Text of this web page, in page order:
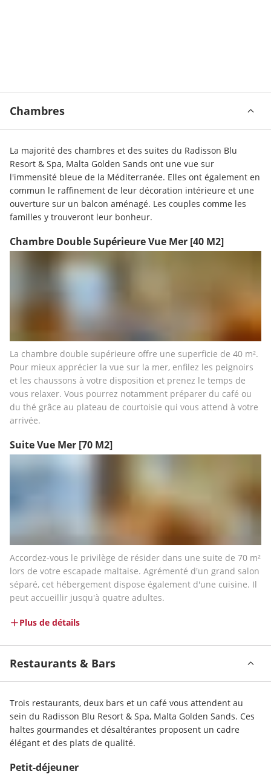
Chambres
La majorité des chambres et des suites du Radisson Blu
Resort & Spa, Malta Golden Sands ont une vue sur
l'immensité bleue de la Méditerranée. Elles ont également en
commun le raffinement de leur décoration intérieure et une
ouverture sur un balcon aménagé. Les couples comme les
familles y trouveront leur bonheur.
Chambre Double Supérieure Vue Mer [40 M2]
La chambre double supérieure offre une superficie de 40 m².
Pour mieux apprécier la vue sur la mer, enfilez les peignoirs
et les chaussons à votre disposition et prenez le temps de
vous relaxer. Vous pourrez notamment préparer du café ou
du thé grâce au plateau de courtoisie qui vous attend à votre
arrivée.
Suite Vue Mer [70 M2]
Accordez-vous le privilège de résider dans une suite de 70 m²
lors de votre escapade maltaise. Agrémenté d'un grand salon
séparé, cet hébergement dispose également d'une cuisine. Il
peut accueillir jusqu'à quatre adultes.
Plus de détails
Restaurants & Bars
Trois restaurants, deux bars et un café vous attendent au
sein du Radisson Blu Resort & Spa, Malta Golden Sands. Ces
haltes gourmandes et désaltérantes proposent un cadre
élégant et des plats de qualité.
Petit-déjeuner